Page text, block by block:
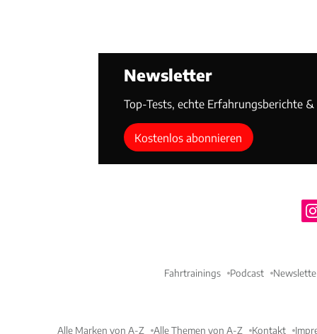
Newsletter
Top-Tests, echte Erfahrungsberichte
Kostenlos abonnieren
Fahrtrainings Podcast
Alle Marken von A-Z Alle Themen von A-Z Kontakt